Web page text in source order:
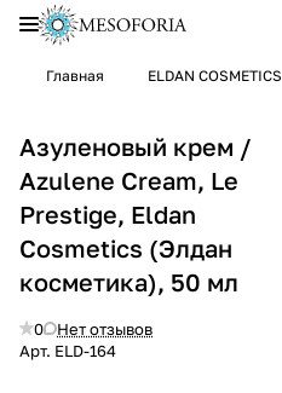
Главная ELDAN COSMETICS
Азуленовый крем /
Azulene Cream, Le
Prestige, Eldan
Cosmetics (Элдан
косметика), 50 мл
0
Нет отзывов
Арт. ELD-164